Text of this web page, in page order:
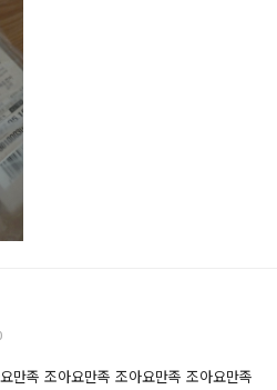
만족 조아요만족 조아요만족 조아요만족